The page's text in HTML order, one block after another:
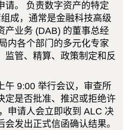
请。 负责数字资产的特定
成，通常是金融科技高级
产业务 (DAB) 的董事总经
内各个部门的多元化专家
监管、精算、政策制定和反
午 9:00 举行会议，审查所
定是否批准、推迟或拒绝许
申请人会立即收到 ALC 决
发出正式信函确认结果。